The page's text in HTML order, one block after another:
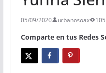
05/09/2020 urbanosoax
Comparte en tus Redes